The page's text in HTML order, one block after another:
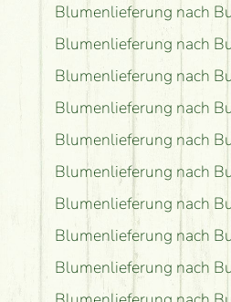
Blumenlieferung nach
Blumenlieferung nach
Blumenlieferung nach
Blumenlieferung nach
Blumenlieferung nach
Blumenlieferung nach
Blumenlieferung nach
Blumenlieferung nach
Blumenlieferung nach